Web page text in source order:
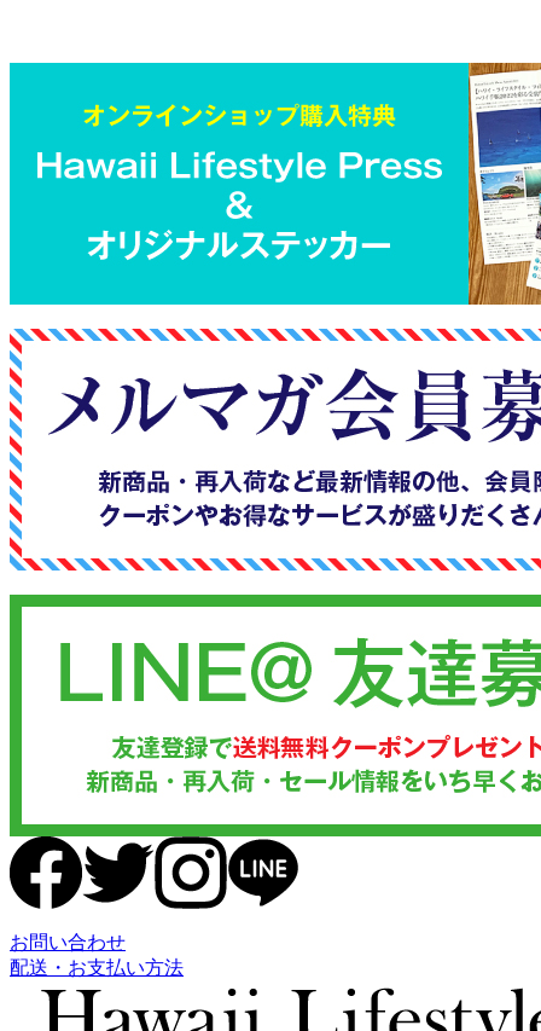
お問い合わせ
配送・お支払い方法